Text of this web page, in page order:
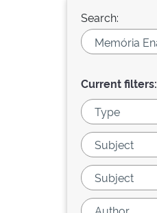
Search:
Current filters: